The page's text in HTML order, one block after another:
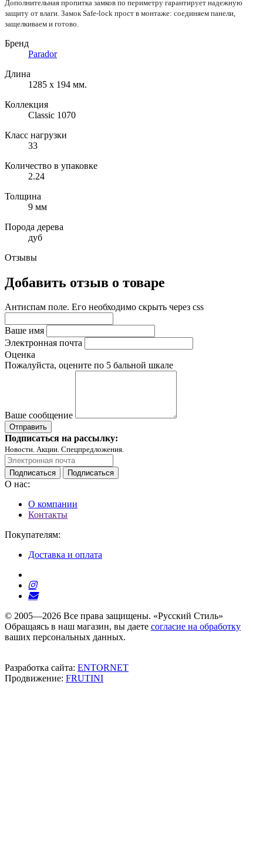
Дополнительная пропитка замков по периметру гарантирует надежную
защиту от влаги. Замок Safe-lock прост в монтаже: соединяем панели,
защелкиваем и готово.
Бренд
Parador
Длина
1285 x 194 мм.
Коллекция
Classic 1070
Класс нагрузки
33
Количество в упаковке
2.24
Толщина
9 мм
Порода дерева
дуб
Отзывы
Добавить отзыв о товаре
Антиспам поле. Его необходимо скрыть через css
Ваше имя
Электронная почта
Оценка
Пожалуйста, оцените по 5 бальной шкале
Ваше сообщение
Подписаться на рассылку:
Новости. Акции. Спецпредложения.
Подписаться Подписаться
О нас:
О компании
Контакты
Покупателям:
Доставка и оплата
© 2005—2026 Все права защищены. «Русский Стиль»
Обращаясь в наш магазин, вы даете согласие на обработку
ваших персональных данных.
Разработка сайта: ENTORNET
Продвижение: FRUTINI